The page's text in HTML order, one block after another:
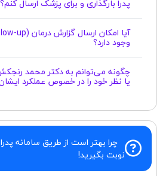
پدرا بارگذاری و برای پزشک ارسال کنم؟
وجود دارد؟
چگونه می‌توانم به دکتر محمد
یا نظر خود را در خصوص عملکرد
چرا بهتر است از طریق سامانه
نوبت بگیرید!